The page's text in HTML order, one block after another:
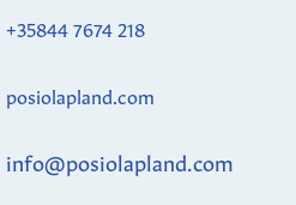
+35844 7674 218
posiolapland.com
info@posiolapland.com